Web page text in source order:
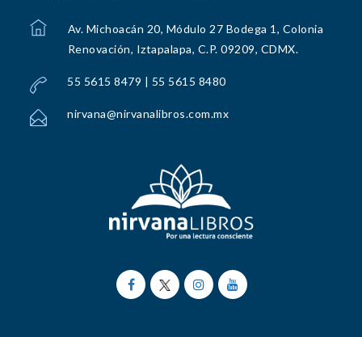
Av. Michoacán 20, Módulo 27 Bodega 1, Colonia
Renovación, Iztapalapa, C.P. 09209, CDMX.
55 5615 8479 | 55 5615 8480
nirvana@nirvanalibros.com.mx